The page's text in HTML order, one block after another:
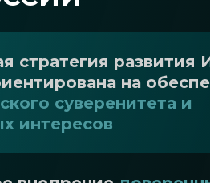
стратегия развития
на
суверенитета и
интересов